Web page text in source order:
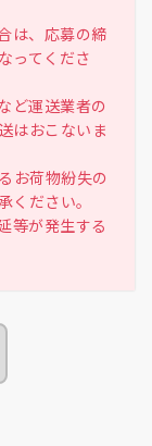
は、応募の締
ってくださ
ど運送業者の
はおこないま
お荷物紛失の
ください。
等が発生する